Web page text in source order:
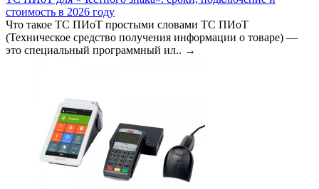
стоимость в 2026 году
Что такое ТС ПИоТ простыми словами ТС ПИоТ
(Техническое средство получения информации о товаре) —
это специальный программный ил.. →